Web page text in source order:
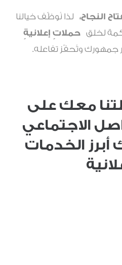
النجاح، لذا نُوظّف خيالنا
لخلق حملاتٍ إعلانيةٍ
جمهورك وتُحفّز تفاعله.
معك على
الاجتماعي
الخدمات